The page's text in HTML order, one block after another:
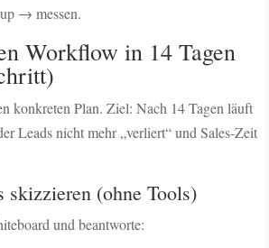
→ messen.
Workflow in 14 Tagen
konkreten Plan. Ziel: Nach 14 Tagen läuft
Leads nicht mehr „verliert“ und Sales-Zeit
skizzieren (ohne Tools)
und beantworte: